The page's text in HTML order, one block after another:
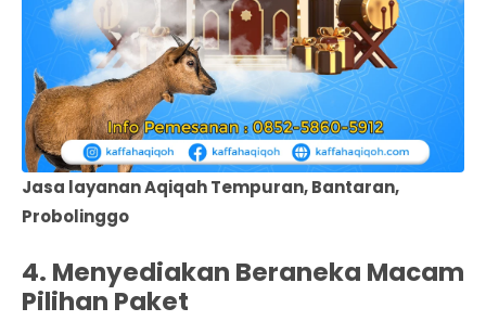
Jasa layanan Aqiqah Tempuran, Bantaran,
Probolinggo
4. Menyediakan Beraneka Macam
Pilihan Paket